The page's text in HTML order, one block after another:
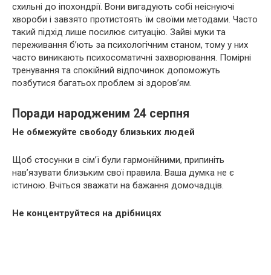
схильні до іпохондрії. Вони вигадують собі неіснуючі
хвороби і завзято протистоять їм своїми методами. Часто
такий підхід лише посилює ситуацію. Зайві муки та
переживання б’ють за психологічним станом, тому у них
часто виникають психосоматичні захворювання. Помірні
тренування та спокійний відпочинок допоможуть
позбутися багатьох проблем зі здоров’ям.
Поради народженим 24 серпня
Не обмежуйте свободу близьких людей
Щоб стосунки в сім’ї були гармонійними, припиніть
нав’язувати близьким свої правила. Ваша думка не є
істиною. Вчіться зважати на бажання домочадців.
Не концентруйтеся на дрібницях